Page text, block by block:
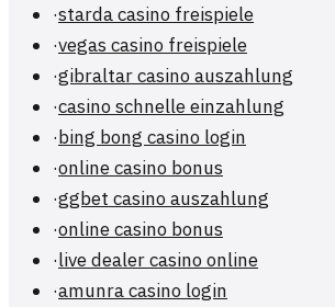
·starda casino freispiele
·vegas casino freispiele
·gibraltar casino auszahlung
·casino schnelle einzahlung
·bing bong casino login
·online casino bonus
·ggbet casino auszahlung
·online casino bonus
·live dealer casino online
·amunra casino login